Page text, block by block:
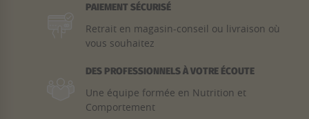
PAIEMENT SÉCURISÉ
Retrait en magasin-conseil ou livraison où
vous souhaitez
DES PROFESSIONNELS À VOTRE ÉCOUTE
Une équipe formée en Nutrition et
Comportement